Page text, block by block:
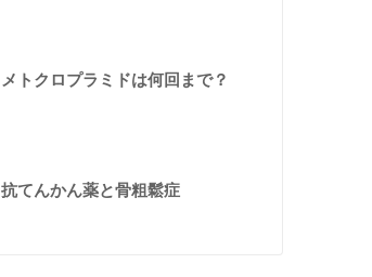
メトクロプラミドは何回まで？
抗てんかん薬と骨粗鬆症